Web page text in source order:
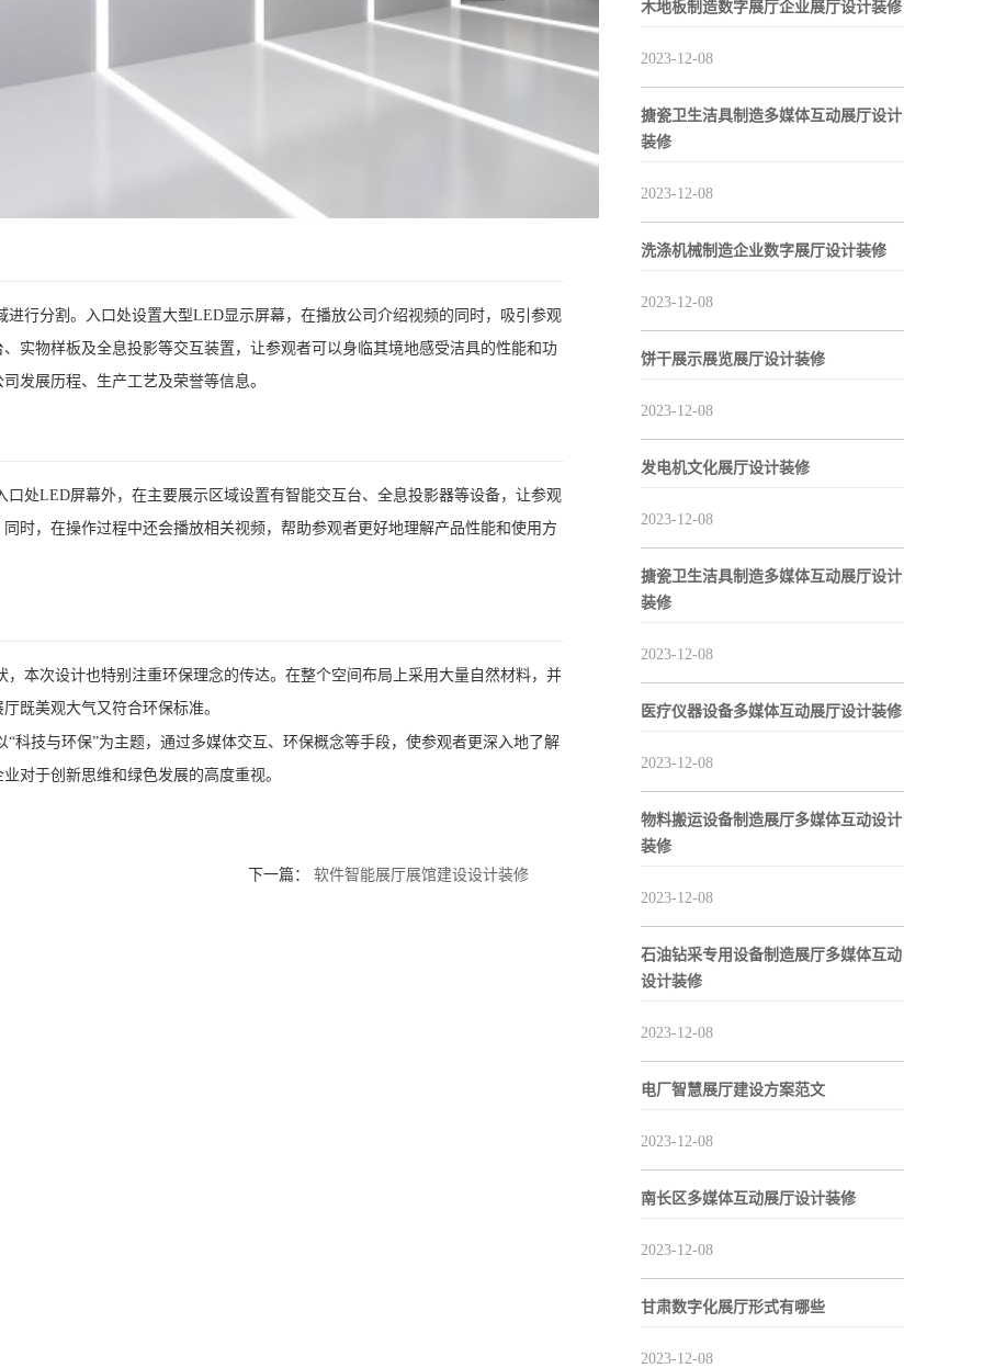
行分割。入口处设置大型LED显示屏幕，在播放公司介绍视频的同时，吸引参观
实物样板及全息投影等交互装置，让参观者可以身临其境地感受洁具的性能和功
发展历程、生产工艺及荣誉等信息。
处LED屏幕外，在主要展示区域设置有智能交互台、全息投影器等设备，让参观
时，在操作过程中还会播放相关视频，帮助参观者更好地理解产品性能和使用方
本次设计也特别注重环保理念的传达。在整个空间布局上采用大量自然材料，并
既美观大气又符合环保标准。
科技与环保”为主题，通过多媒体交互、环保概念等手段，使参观者更深入地了解
对于创新思维和绿色发展的高度重视。
下一篇： 软件智能展厅展馆建设设计装修
木地板制造数字展厅企业展厅设计装修
2023-12-08
搪瓷卫生洁具制造多媒体互动展厅设计
装修
2023-12-08
洗涤机械制造企业数字展厅设计装修
2023-12-08
饼干展示展览展厅设计装修
2023-12-08
发电机文化展厅设计装修
2023-12-08
搪瓷卫生洁具制造多媒体互动展厅设计
装修
2023-12-08
医疗仪器设备多媒体互动展厅设计装修
2023-12-08
物料搬运设备制造展厅多媒体互动设计
装修
2023-12-08
石油钻采专用设备制造展厅多媒体互动
设计装修
2023-12-08
电厂智慧展厅建设方案范文
2023-12-08
南长区多媒体互动展厅设计装修
2023-12-08
甘肃数字化展厅形式有哪些
2023-12-08